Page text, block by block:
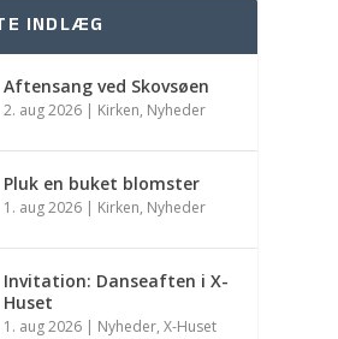
INDLÆG
Aftensang ved Skovsøen
2. aug 2026 | Kirken, Nyheder
Pluk en buket blomster
1. aug 2026 | Kirken, Nyheder
Invitation: Danseaften i X-
Huset
1. aug 2026 | Nyheder,X-Huset